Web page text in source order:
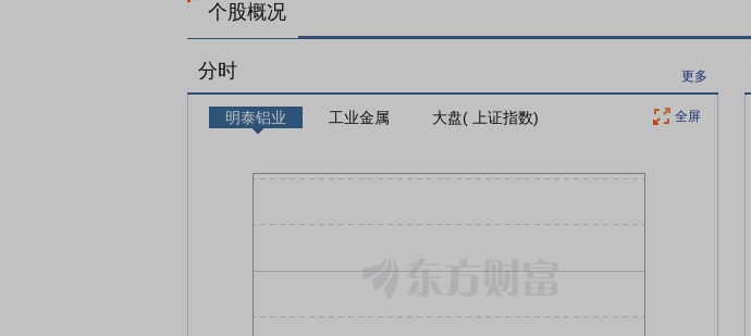
个股概况
分时 更多
明泰铝业 工业金属 大盘( 上证指数) 全屏